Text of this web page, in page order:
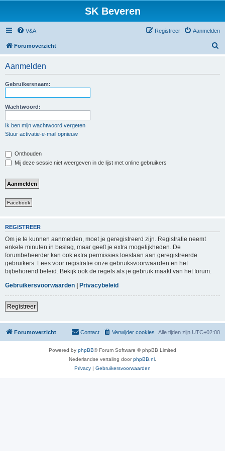
SK Beveren
V&A Aanmelden
Registreer
Forumoverzicht
Aanmelden
Gebruikersnaam:
Wachtwoord:
Ik ben mijn wachtwoord vergeten
Stuur activatie-e-mail opnieuw
Onthouden
Mij deze sessie niet weergeven in de lijst met online gebruikers
Facebook
REGISTREER
Om je te kunnen aanmelden, moet je geregistreerd zijn. Registratie neemt
enkele minuten in beslag, maar geeft je extra mogelijkheden. De
forumbeheerder kan ook extra permissies toestaan aan geregistreerde
gebruikers. Lees voor registratie onze gebruiksvoorwaarden en het
bijbehorend beleid. Bekijk ook de regels als je gebruik maakt van het forum.
Gebruikersvoorwaarden | Privacybeleid
Registreer
Forumoverzicht Alle tijden zijn UTC+02:00
Verwijder cookies
Contact
Powered by phpBB® Forum Software © phpBB Limited
Nederlandse vertaling doorphpBB.nl
Privacy | Gebruikersvoorwaarden